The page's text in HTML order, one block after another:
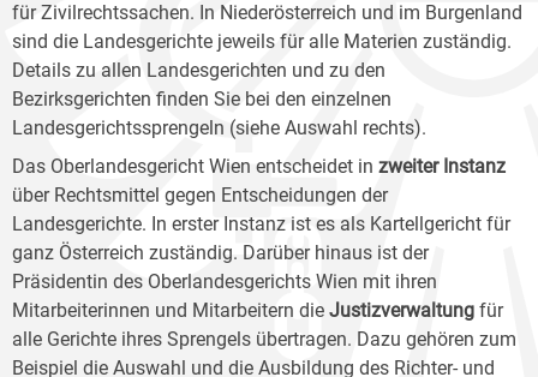
für Zivilrechtssachen. In Niederösterreich und im Burgenland
sind die Landesgerichte jeweils für alle Materien zuständig.
Details zu allen Landesgerichten und zu den
Bezirksgerichten finden Sie bei den einzelnen
Landesgerichtssprengeln (siehe Auswahl rechts).
Das Oberlandesgericht Wien entscheidet in zweiter Instanz
über Rechtsmittel gegen Entscheidungen der
Landesgerichte. In erster Instanz ist es als Kartellgericht für
ganz Österreich zuständig. Darüber hinaus ist der
Präsidentin des Oberlandesgerichts Wien mit ihren
Mitarbeiterinnen und Mitarbeitern die Justizverwaltung für
alle Gerichte ihres Sprengels übertragen. Dazu gehören zum
Beispiel die Auswahl und die Ausbildung des Richter- und